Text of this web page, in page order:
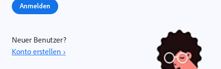
Anmelden
Neuer Benutzer?
Konto erstellen ›